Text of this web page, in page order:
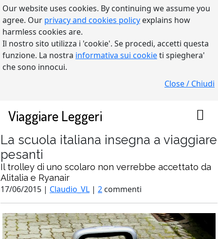
Our website uses cookies. By continuing we assume you
agree. Our privacy and cookies policy explains how
harmless cookies are.
Il nostro sito utilizza i 'cookie'. Se procedi, accetti questa
funzione. La nostra informativa sui cookieti spieghera'
che sono innocui.
Close / Chiudi
Viaggiare Leggeri
La scuola italiana insegna a viaggiare
pesanti
Il trolley di uno scolaro non verrebbe accettato da
Alitalia e Ryanair
17/06/2015 | Claudio_VL | 2 commenti